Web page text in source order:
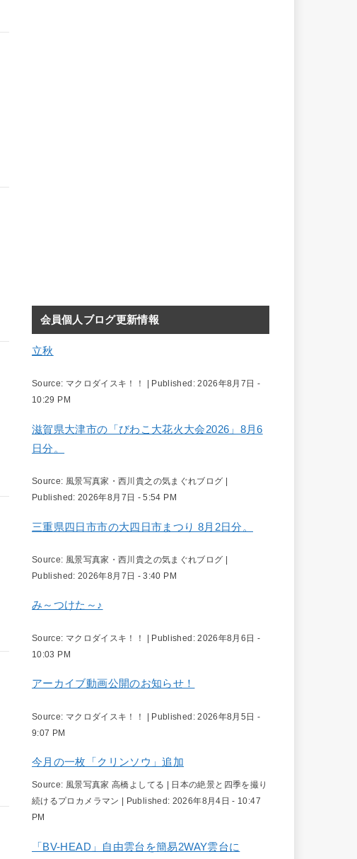
会員個人ブログ更新情報
立秋
Source: マクロダイスキ！！ Published:2026年8月7日 -
10:29 PM
滋賀県大津市の「びわこ大花火大会2026」8月6
日分。
Source: 風景写真家・西川貴之の気まぐれブログ
Published: 2026年8月7日 - 5:54 PM
三重県四日市市の大四日市まつり 8月2日分。
Source: 風景写真家・西川貴之の気まぐれブログ
Published: 2026年8月7日 - 3:40 PM
み～つけた～♪
Source: マクロダイスキ！！ Published:2026年8月6日 -
10:03 PM
アーカイブ動画公開のお知らせ！
Source: マクロダイスキ！！ Published:2026年8月5日 -
9:07 PM
今月の一枚「クリンソウ」追加
Source: 風景写真家 高橋よしてる | 日本の絶景と四季を撮り
続けるプロカメラマン
Published: 2026年8月4日 - 10:47
PM
「BV-HEAD」自由雲台を簡易2WAY雲台に